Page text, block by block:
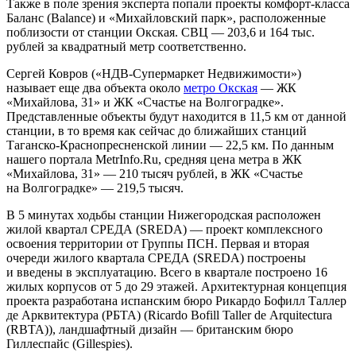
Также в поле зрения эксперта попали проекты комфорт-класса
Баланс (Balance) и «Михайловский парк», расположенные
поблизости от станции Окская. СВЦ — 203,6 и 164 тыс.
рублей за квадратный метр соответственно.
Сергей Ковров («НДВ-Супермаркет Недвижимости»)
называет еще два объекта около метро Окская — ЖК
«Михайлова, 31» и ЖК «Счастье на Волгоградке».
Представленные объекты будут находится в 11,5 км от данной
станции, в то время как сейчас до ближайших станций
Таганско-Краснопресненской линии — 22,5 км. По данным
нашего портала MetrInfo.Ru, средняя цена метра в ЖК
«Михайлова, 31» — 210 тысяч рублей, в ЖК «Счастье
на Волгоградке» — 219,5 тысяч.
В 5 минутах ходьбы станции Нижегородская расположен
жилой квартал СРЕДА (SREDA) — проект комплексного
освоения территории от Группы ПСН. Первая и вторая
очереди жилого квартала СРЕДА (SREDA) построены
и введены в эксплуатацию. Всего в квартале построено 16
жилых корпусов от 5 до 29 этажей. Архитектурная концепция
проекта разработана испанским бюро Рикардо Бофилл Таллер
де Арквитектура (РБТА) (Ricardo Bofill Taller de Arquitectura
(RBTA)), ландшафтный дизайн — британским бюро
Гиллеспайс (Gillespies).